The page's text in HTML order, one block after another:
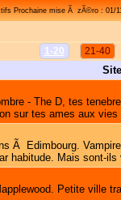
Prochaine mise Ã zÃ©ro : 01/
1-20 21-40
- The D, tes
sur tes ames aux
Ã Edimbourg.
habitude. Mais sont-ils
Petite ville